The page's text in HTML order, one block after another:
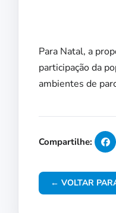
Para Natal, a
participação da
ambientes de
Compartilhe:
← VOLTAR